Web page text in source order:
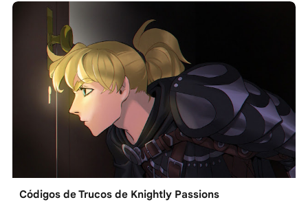
Códigos de Trucos de Knightly Passions